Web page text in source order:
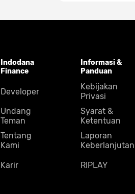
Indodana
Finance
Developer
Undang
Teman
Tentang
Kami
Karir
Informasi &
Panduan
Kebijakan
Privasi
Syarat &
Ketentuan
Laporan
Keberlanjutan
RIPLAY